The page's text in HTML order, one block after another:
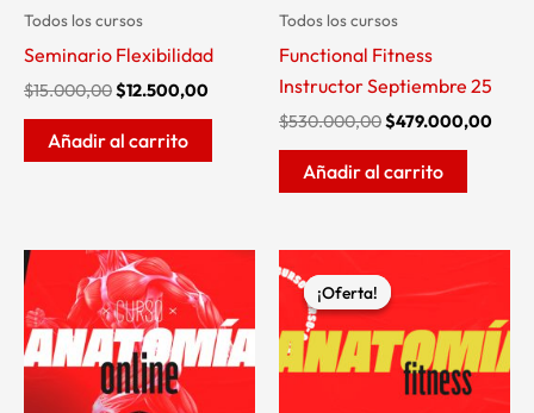
Todos los cursos
Seminario Flexibilidad
$15.000,00$12.500,00
Añadir al carrito
Todos los cursos
Functional Fitness
Instructor Septiembre 25
$530.000,00$479.000,00
Añadir al carrito
¡Oferta!
¡Oferta!
precio
original
$45.000,00.
precio
es: